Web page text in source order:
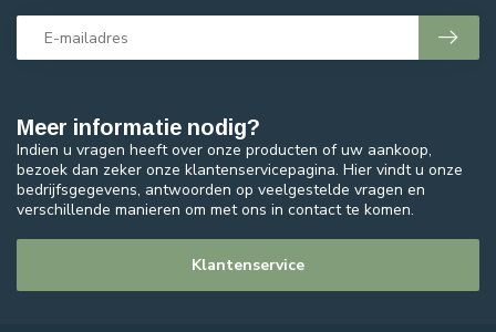
Meer informatie nodig?
Indien u vragen heeft over onze producten of uw aankoop,
bezoek dan zeker onze klantenservicepagina. Hier vindt u onze
bedrijfsgegevens, antwoorden op veelgestelde vragen en
verschillende manieren om met ons in contact te komen.
Klantenservice